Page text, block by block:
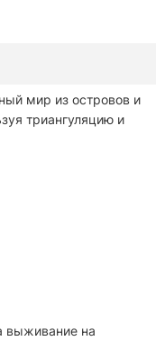
мир из островов и
триангуляцию и
выживание на